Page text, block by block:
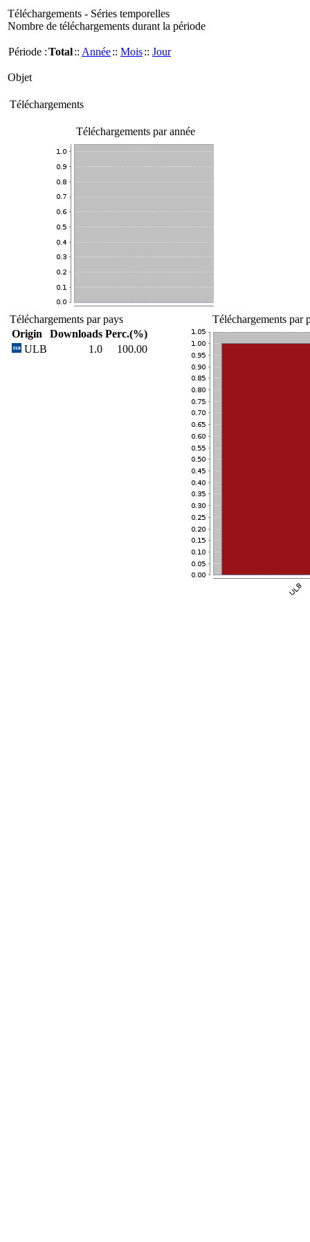
Téléchargements - Séries temporelles
Nombre de téléchargements durant la période
Période :Total:: Année:: Mois:: Jour
Objet
Téléchargements
Téléchargements par année
Téléchargements par pays
Origin
Downloads Perc.(%)
ULB
1.0 100.00
Téléchargements par